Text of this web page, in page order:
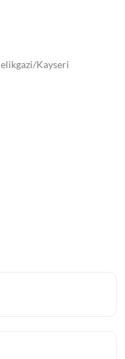
Kayseri